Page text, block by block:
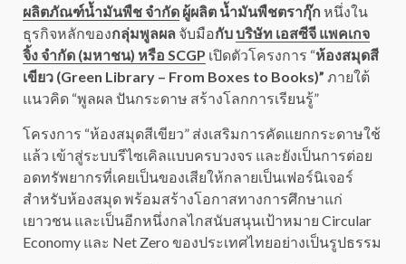
ผลิตภัณฑ์น้ำมันพืช จำกัด ผู้ผลิต น้ำมันพืชตรากุ๊ก หนึ่งใน
ธุรกิจหลักของกลุ่มพูลผล จับมือกับบริษัท เอสซีจี แพคเกจ
จิ้ง จำกัด (มหาชน) หรือ SCGP เปิดตัวโครงการ “ห้องสมุดสี
เขียว (Green Library – From Boxes to Books)” ภายใต้
แนวคิด “พูลผล ปันกระดาษ สร้างโลกการเรียนรู้”
โครงการ “ห้องสมุดสีเขียว” ส่งเสริมการคัดแยกกระดาษใช้
แล้ว เข้าสู่ระบบรีไซเคิลแบบครบวงจร และยังเป็นการต่อย
อดทรัพยากรที่เคยเป็นของเสียให้กลายเป็นเฟอร์นิเจอร์
สำหรับห้องสมุด พร้อมสร้างโอกาสทางการศึกษาแก่
เยาวชน และเป็นอีกหนึ่งกลไกสนับสนุนเป้าหมาย Circular
Economy และ Net Zero ของประเทศไทยอย่างเป็นรูปธรรม